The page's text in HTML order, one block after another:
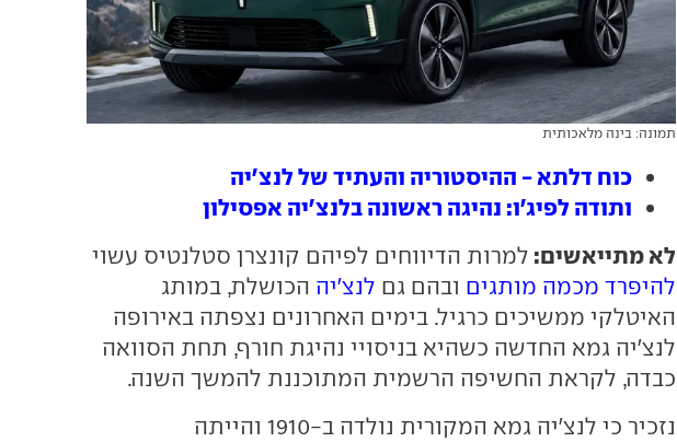
תמונה: בינה מלאכותית
כוח דלתא - ההיסטוריה והעתיד של לנצ'יה
ותודה לפיג'ו: נהיגה ראשונה בלנצ'יה אפסילון
לא מתייאשים: למרות הדיווחים לפיהם קונצרן סטלנטיס עשוי
להיפרד מכמה מותגים ובהם גם לנצ'יה הכושלת, במותג
האיטלקי ממשיכים כרגיל. בימים האחרונים נצפתה באירופה
לנצ'יה גמא החדשה כשהיא בניסויי נהיגת חורף, תחת הסוואה
כבדה, לקראת החשיפה הרשמית המתוכננת להמשך השנה.
נזכיר כי לנצ'יה גמא המקורית נולדה ב-1910 והייתה